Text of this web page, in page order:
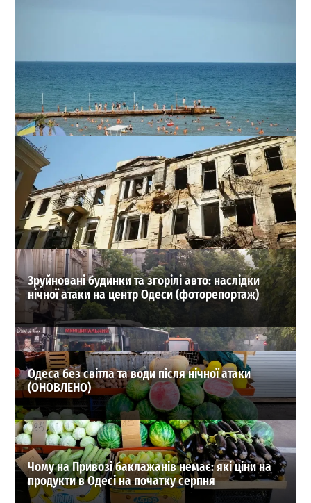
Море в Одесі 5 серпня: наскільки прогрілася вода і
коли йти на пляж
0
05.08.2026
ВИБІР РЕДАКЦІЇ
Зруйновані будинки та згорілі авто: наслідки
нічної атаки на центр Одеси (фоторепортаж)
Одеса без світла та води після нічної атаки
(ОНОВЛЕНО)
Чому на Привозі баклажанів немає: які ціни на
продукти в Одесі на початку серпня